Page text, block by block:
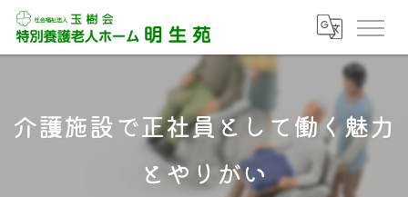
介護施設で正社員として働く魅力
とやりがい